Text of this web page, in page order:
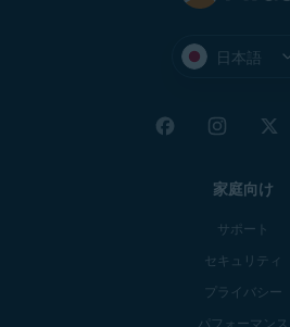
日本語
家庭向け
サポート
セキュリティ
プライバシー
パフォーマンス